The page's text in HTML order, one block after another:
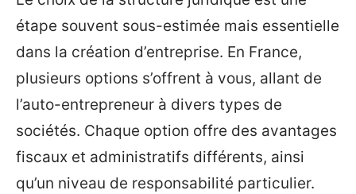
étape souvent sous-estimée mais essentielle
dans la création d’entreprise. En France,
plusieurs options s’offrent à vous, allant de
l’auto-entrepreneur à divers types de
sociétés. Chaque option offre des avantages
fiscaux et administratifs différents, ainsi
qu’un niveau de responsabilité particulier.